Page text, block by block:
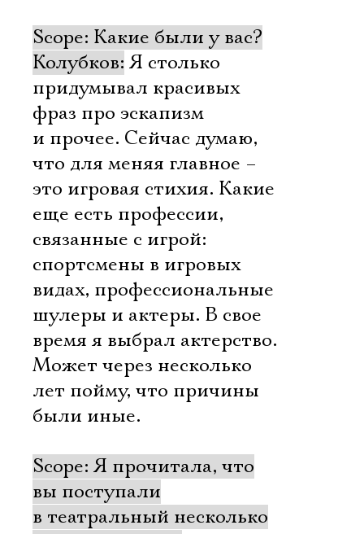
Scope: Какие были у вас?
Колубков: Я столько
придумывал красивых
фраз про эскапизм
и прочее. Сейчас думаю,
что для меняя главное –
это игровая стихия. Какие
еще есть профессии,
связанные с игрой:
спортсмены в игровых
видах, профессиональные
шулеры и актеры. В свое
время я выбрал актерство.
Может через несколько
лет пойму, что причины
были иные.
Scope: Я прочитала, что
вы поступали
в театральный несколько